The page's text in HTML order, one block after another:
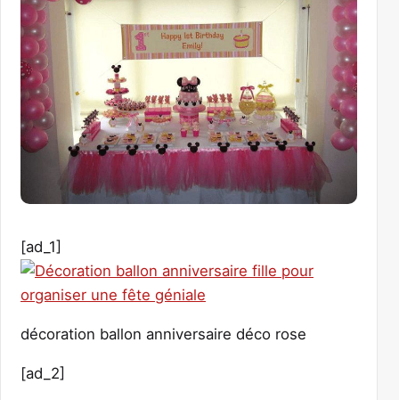
[ad_1]
décoration ballon anniversaire déco rose
[ad_2]